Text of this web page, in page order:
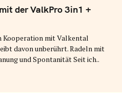
der ValkPro 3in1 +
Kooperation mit Valkental
davon unberührt. Radeln mit
und Spontanität Seit ich..